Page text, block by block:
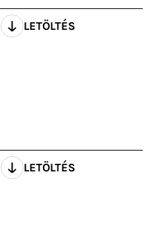
LETÖLTÉS
LETÖLTÉS